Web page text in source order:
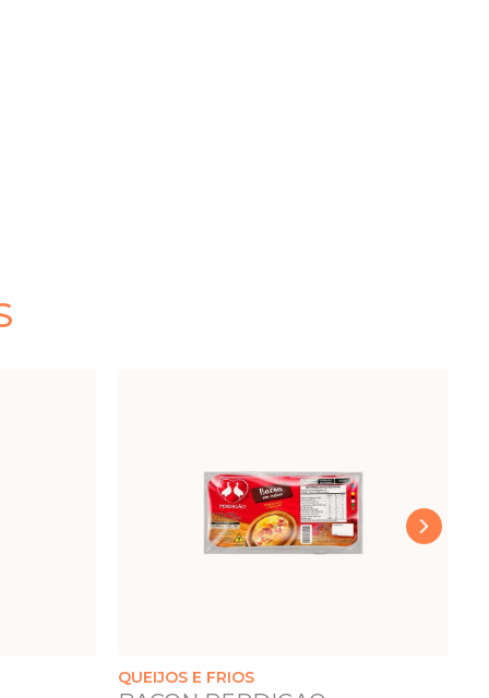
QUEIJOS E FRIOS
›